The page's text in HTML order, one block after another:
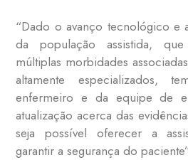
“Dado o avanço tecnológico e
da população assistida,
múltiplas morbidades
altamente especializados,
enfermeiro e da equipe de
atualização acerca das
seja possível oferecer a
garantir a segurança do